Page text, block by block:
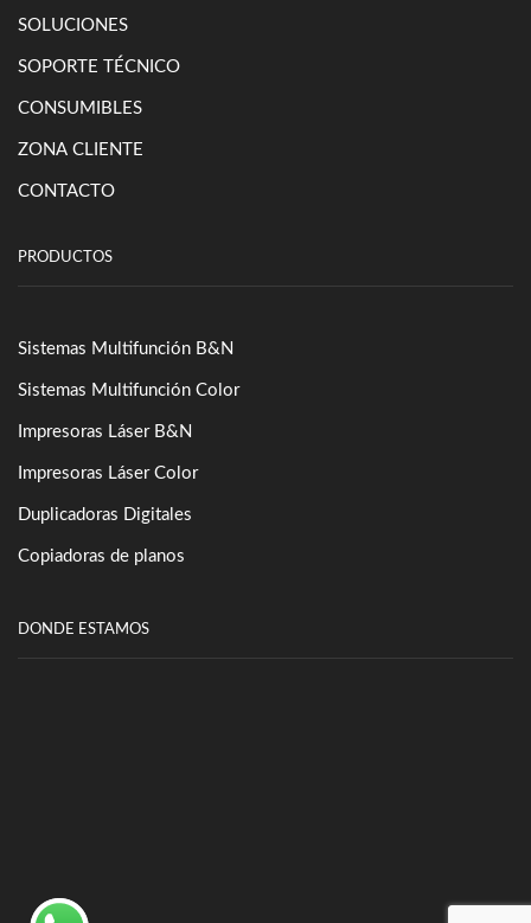
SOLUCIONES
SOPORTE TÉCNICO
CONSUMIBLES
ZONA CLIENTE
CONTACTO
PRODUCTOS
Sistemas Multifunción B&N
Sistemas Multifunción Color
Impresoras Láser B&N
Impresoras Láser Color
Duplicadoras Digitales
Copiadoras de planos
DONDE ESTAMOS